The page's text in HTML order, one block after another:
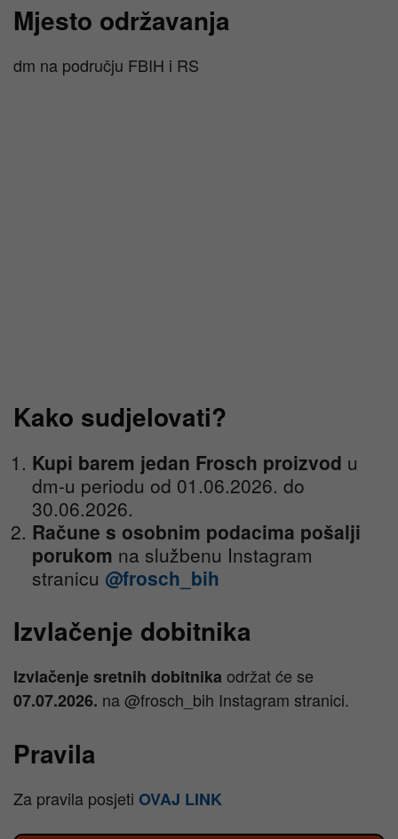
Mjesto održavanja
dm na području FBIH i RS
Kako sudjelovati?
Kupi barem jedan Frosch proizvod u
dm-u periodu od 01.06.2026. do
30.06.2026.
Račune s osobnim podacima pošalji
porukom na službenu Instagram
stranicu @frosch_bih
Izvlačenje dobitnika
Izvlačenje sretnih dobitnika održat će se
07.07.2026. na @frosch_bih Instagram stranici.
Pravila
Za pravila posjeti OVAJ LINK